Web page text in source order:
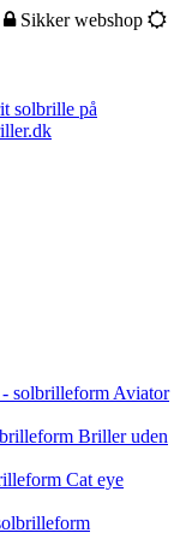
Sikker webshop
Aviator
Briller uden
Cat eye